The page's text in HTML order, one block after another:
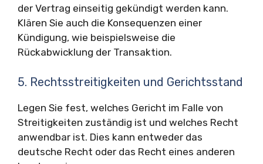
der Vertrag einseitig gekündigt werden kann.
Klären Sie auch die Konsequenzen einer
Kündigung, wie beispielsweise die
Rückabwicklung der Transaktion.
5. Rechtsstreitigkeiten und Gerichtsstand
Legen Sie fest, welches Gericht im Falle von
Streitigkeiten zuständig ist und welches Recht
anwendbar ist. Dies kann entweder das
deutsche Recht oder das Recht eines anderen